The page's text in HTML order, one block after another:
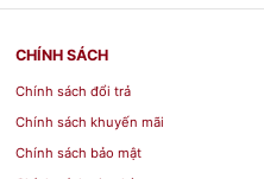
CHÍNH SÁCH
Chính sách đổi trả
Chính sách khuyến mãi
Chính sách bảo mật